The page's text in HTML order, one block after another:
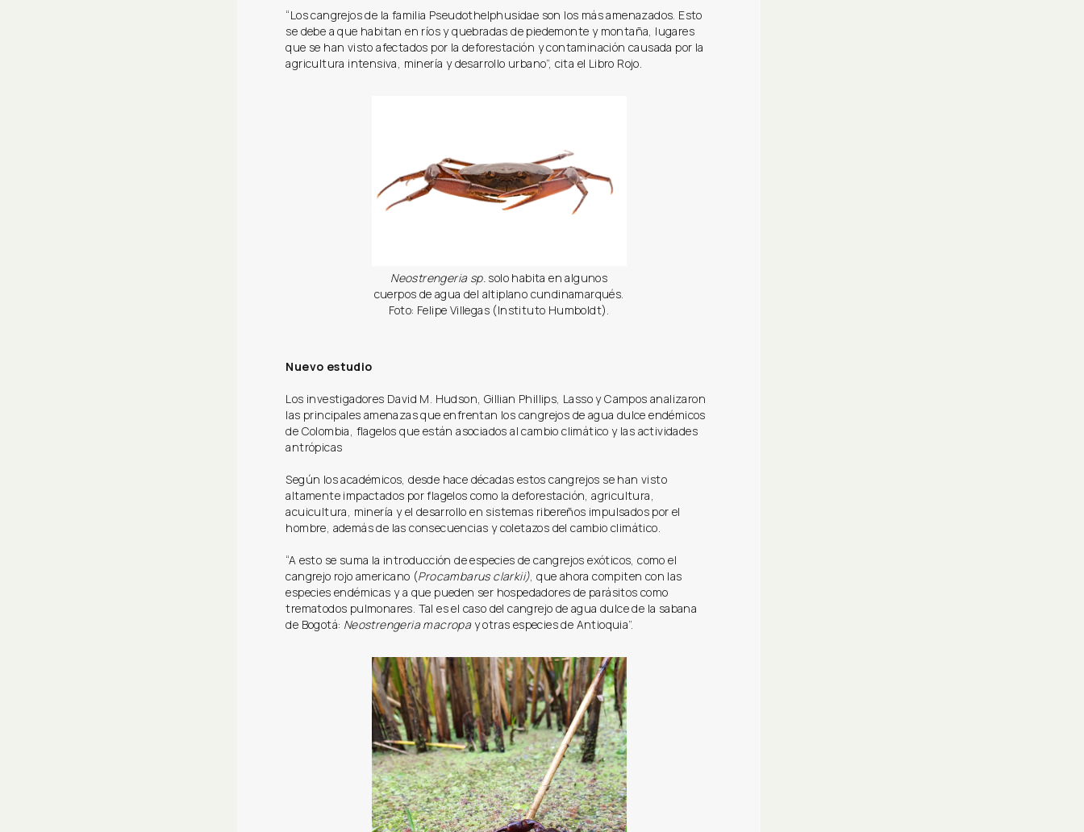
“Los cangrejos de la familia Pseudothelphusidae son los más amenazados. Esto
se debe a que habitan en ríos y quebradas de piedemonte y montaña, lugares
que se han visto afectados por la deforestación y contaminación causada por la
agricultura intensiva, minería y desarrollo urbano”, cita el Libro Rojo.
Neostrengeria sp.solo habita en algunos
cuerpos de agua del altiplano cundinamarqués.
Foto: Felipe Villegas (Instituto Humboldt).
Nuevo estudio
Los investigadores David M. Hudson, Gillian Phillips, Lasso y Campos analizaron
las principales amenazas que enfrentan los cangrejos de agua dulce endémicos
de Colombia, flagelos que están asociados al cambio climático y las actividades
antrópicas
Según los académicos, desde hace décadas estos cangrejos se han visto
altamente impactados por flagelos como la deforestación, agricultura,
acuicultura, minería y el desarrollo en sistemas ribereños impulsados por el
hombre, además de las consecuencias y coletazos del cambio climático.
“A esto se suma la introducción de especies de cangrejos exóticos, como el
cangrejo rojo americano (Procambarus clarkii), que ahora compiten con las
especies endémicas y a que pueden ser hospedadores de parásitos como
trematodos pulmonares. Tal es el caso del cangrejo de agua dulce de la sabana
de Bogotá: Neostrengeria macropay otras especies de Antioquia”.